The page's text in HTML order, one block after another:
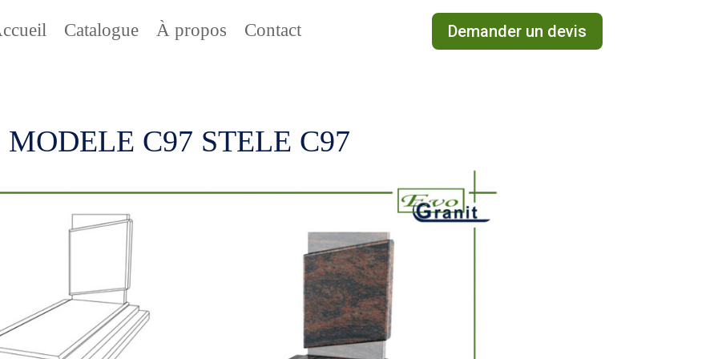
Catalogue À propos Contact Demander un devis
MODELE C97 STELE C97